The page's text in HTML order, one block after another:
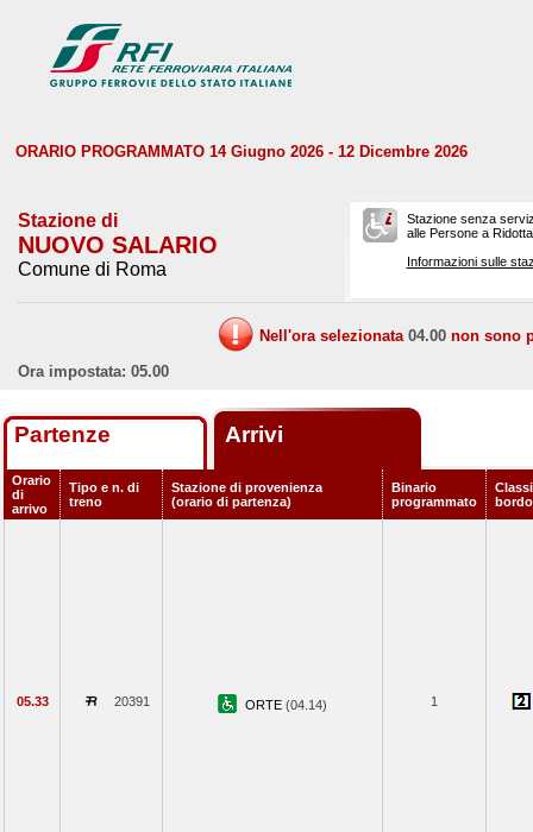
ORARIO PROGRAMMATO 14 Giugno 2026 - 12 Dicembre 2026
Stazione di
NUOVO SALARIO
Comune di Roma
Stazione senza
alle Persone a
Informazioni sulle
Nell'ora selezionata 04.00 non sono
Ora impostata: 05.00
Partenze Arrivi
Orario
di
arrivo
Tipo e n. di
treno
Stazione di provenienza
(orario di partenza)
Binario
programmato
bordo
05.33 20391 ORTE (04.14) 1